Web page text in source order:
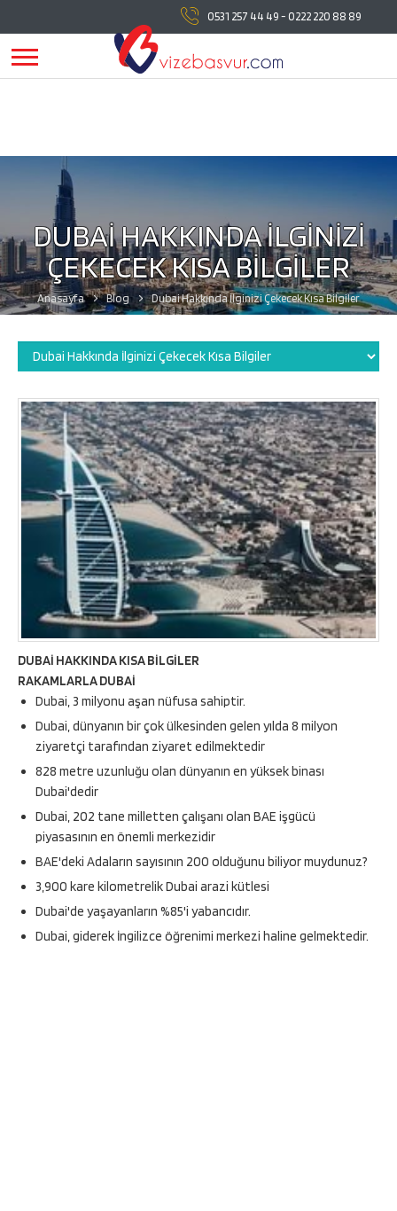
tüm vize başvuru işlemlerinde
yanınızda!vizebasvur.comgünümüzün sürekli değişen
koşullarına uygun olarak farklı alanlarda hizmet vermeye,
hizmetlerine yeni konular eklemeye devam ediyor.
0531 257 44 49 - 0222 220 88 89
DUBAİ HAKKINDA İLGİNİZİ
ÇEKECEK KISA BİLGİLER
Anasayfa Blog Dubai Hakkında İlginizi Çekecek Kısa Bilgiler
DUBAİ HAKKINDA KISA BİLGİLER
RAKAMLARLA DUBAİ
Dubai, 3 milyonu aşan nüfusa sahiptir.
Dubai, dünyanın bir çok ülkesinden gelen yılda 8 milyon
ziyaretçi tarafından ziyaret edilmektedir
828 metre uzunluğu olan dünyanın en yüksek binası
Dubai'dedir
Dubai, 202 tane milletten çalışanı olan BAE işgücü
piyasasının en önemli merkezidir
BAE'deki Adaların sayısının 200 olduğunu biliyor muydunuz?
3,900 kare kilometrelik Dubai arazi kütlesi
Dubai'de yaşayanların %85'i yabancıdır.
Dubai, giderek İngilizce öğrenimi merkezi haline gelmektedir.